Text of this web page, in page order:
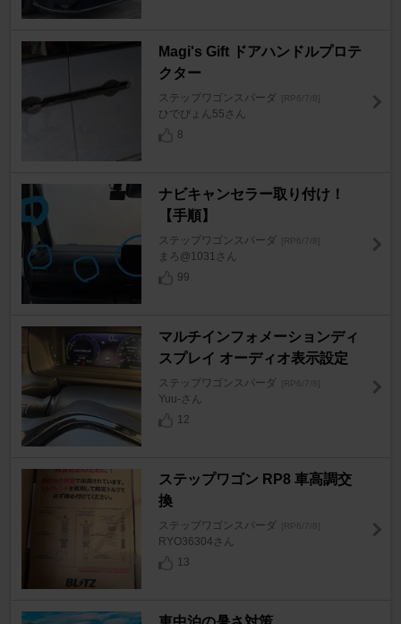
Magi's Gift ドアハンドルプロテ
クター
ステップワゴンスパーダ [RP6/7/8]
ひでぴょん55さん
8
ナビキャンセラー取り付け！
【手順】
ステップワゴンスパーダ [RP6/7/8]
まろ@1031さん
99
マルチインフォメーションディ
スプレイ オーディオ表示設定
ステップワゴンスパーダ [RP6/7/8]
Yuu-さん
12
ステップワゴン RP8 車高調交
換
ステップワゴンスパーダ [RP6/7/8]
RYO36304さん
13